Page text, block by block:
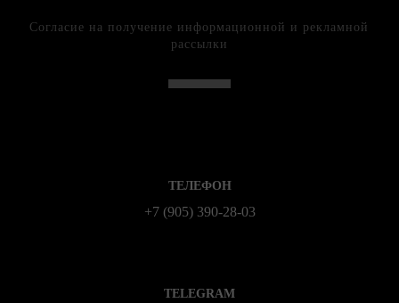
Согласие на получение информационной и рекламной
рассылки
ТЕЛЕФОН
+7 (905) 390-28-03
TELEGRAM